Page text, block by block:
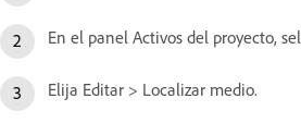
En el panel Activos del proyecto,
Elija Editar > Localizar medio.